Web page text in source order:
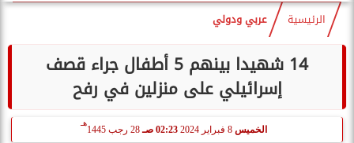
الرئيسية عربي ودولي
14 شهيدا بينهم 5 أطفال جراء قصف
إسرائيلي على منزلين في رفح
الخميس 02:23 صـ 28 رجب 1445
هـ